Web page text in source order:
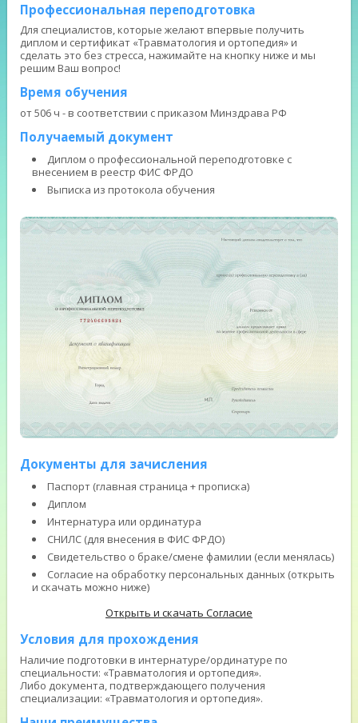
Профессиональная переподготовка
Для специалистов, которые желают впервые получить
диплом и сертификат «Травматология и ортопедия» и
сделать это без стресса, нажимайте на кнопку ниже и мы
решим Ваш вопрос!
Время обучения
от 506 ч - в соответствии с приказом Минздрава РФ
Получаемый документ
Диплом о профессиональной переподготовке с
внесением в реестр ФИС ФРДО
Выписка из протокола обучения
Документы для зачисления
Паспорт (главная страница + прописка)
Диплом
Интернатура или ординатура
СНИЛС (для внесения в ФИС ФРДО)
Свидетельство о браке/смене фамилии (если менялась)
Согласие на обработку персональных данных (открыть
и скачать можно ниже)
Открыть и скачать Согласие
Условия для прохождения
Наличие подготовки в интернатуре/ординатуре по
специальности: «Травматология и ортопедия».
Либо документа, подтверждающего получения
специализации: «Травматология и ортопедия».